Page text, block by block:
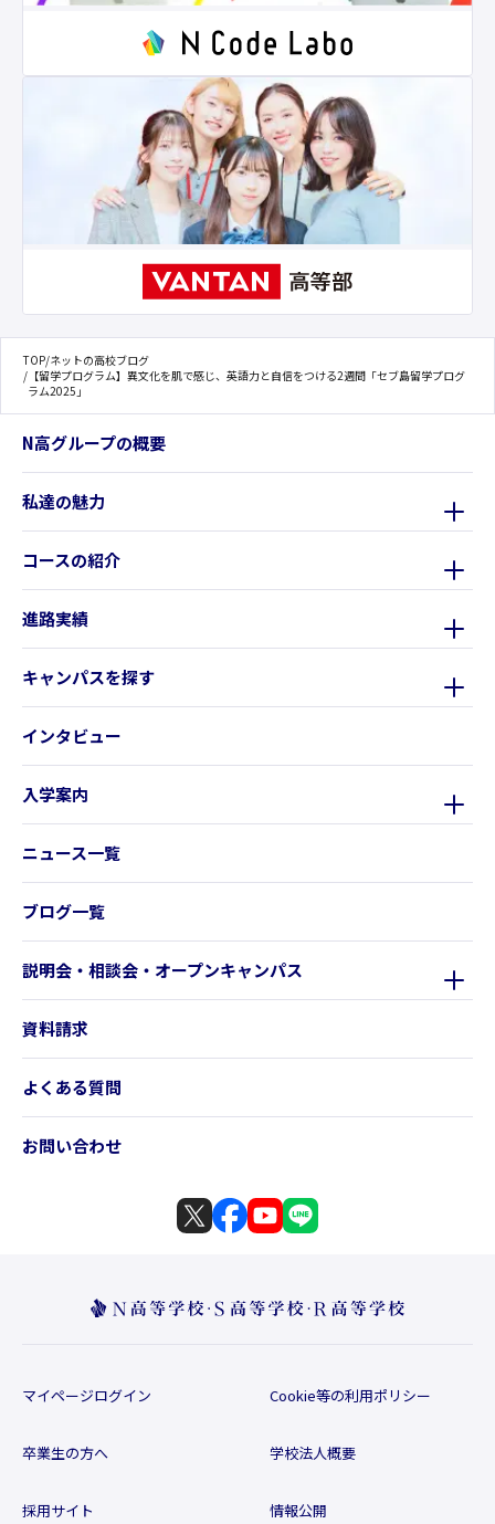
TOP/ネットの高校ブログ
/ 【留学プログラム】異文化を肌で感じ、英語力と自信をつける2週間「セブ島留学プログ
ラム2025」
N高グループの概要
私達の魅力
コースの紹介
進路実績
キャンパスを探す
インタビュー
入学案内
ニュース一覧
ブログ一覧
説明会・相談会・オープンキャンパス
資料請求
よくある質問
お問い合わせ
マイページログイン
卒業生の方へ
採用サイト
Cookie等の利用ポリシー
学校法人概要
情報公開